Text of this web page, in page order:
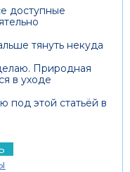
доступные
тянуть некуда
Природная
в уходе
под этой статьёй в